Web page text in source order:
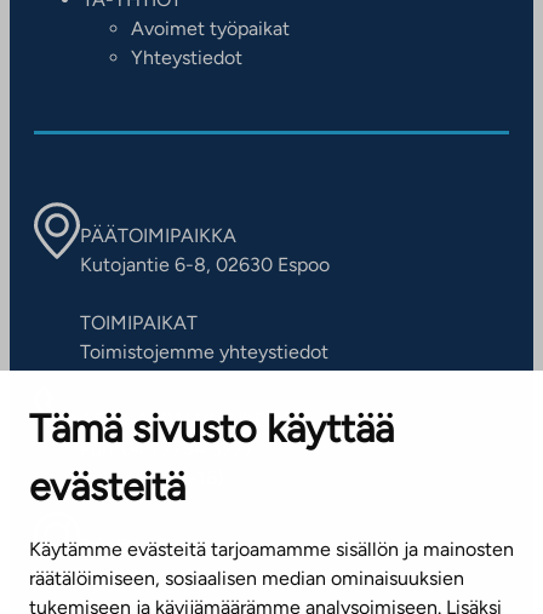
Tämä sivusto käyttää
evästeitä
Käytämme evästeitä tarjoamamme sisällön ja mainosten
räätälöimiseen, sosiaalisen median ominaisuuksien
tukemiseen ja kävijämäärämme analysoimiseen. Lisäksi
Avoimet työpaikat
Yhteystiedot
PÄÄTOIMIPAIKKA
Kutojantie 6-8, 02630 Espoo
TOIMIPAIKAT
Toimistojemme yhteystiedot
ASIAKASPALVELUKESKUS
Puh. 045 7734 3777
(arkisin klo 8-16)
info@ta.fi